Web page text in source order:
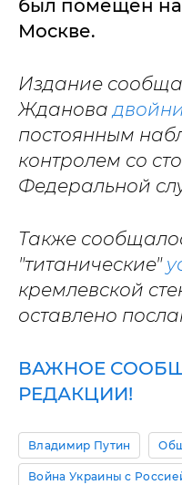
был помещен
Москве.
Издание
Жданова
постоянным
контролем со
Федеральной
Также
"титанические"
кремлевской
оставлено
ВАЖНОЕ
РЕДАКЦИИ!
Владимир Путин
Война Украины с